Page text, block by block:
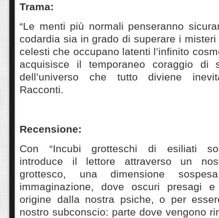
Trama:
“Le menti più normali penseranno
codardia sia in grado di superare i
celesti che occupano latenti l’infinito
acquisisce il temporaneo coraggio
dell’universo che tutto diviene
Racconti.
Recensione:
Con “Incubi grotteschi di esiliati
introduce il lettore attraverso un
grottesco, una dimensione
immaginazione, dove oscuri presagi
origine dalla nostra psiche, o per
nostro subconscio: parte dove vengono